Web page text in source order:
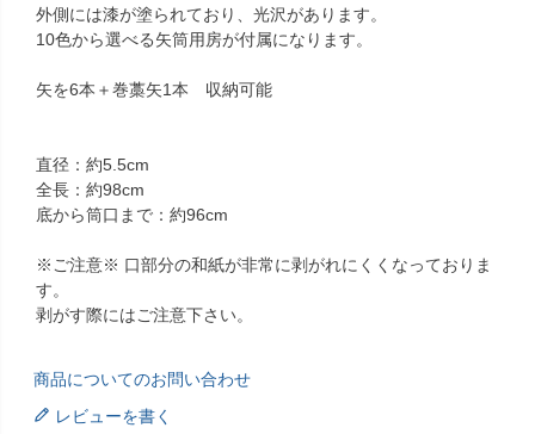
外側には漆が塗られており、光沢があります。
10色から選べる矢筒用房が付属になります。
矢を6本＋巻藁矢1本 収納可能
直径：約5.5cm
全長：約98cm
底から筒口まで：約96cm
※ご注意※ 口部分の和紙が非常に剥がれにくくなっておりま
す。
剥がす際にはご注意下さい。
商品についてのお問い合わせ
レビューを書く